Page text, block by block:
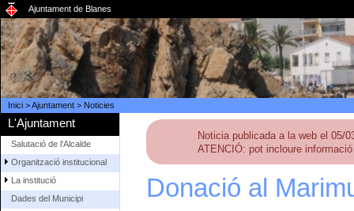
Ajuntament de Blanes
Inici>Ajuntament> Noticies
L'Ajuntament
Salutació de l'Alcalde
Organització institucional
La institució
Dades del Municipi
Noticia publicada a la web el 05/
ATENCIÓ: pot incloure
Donació al